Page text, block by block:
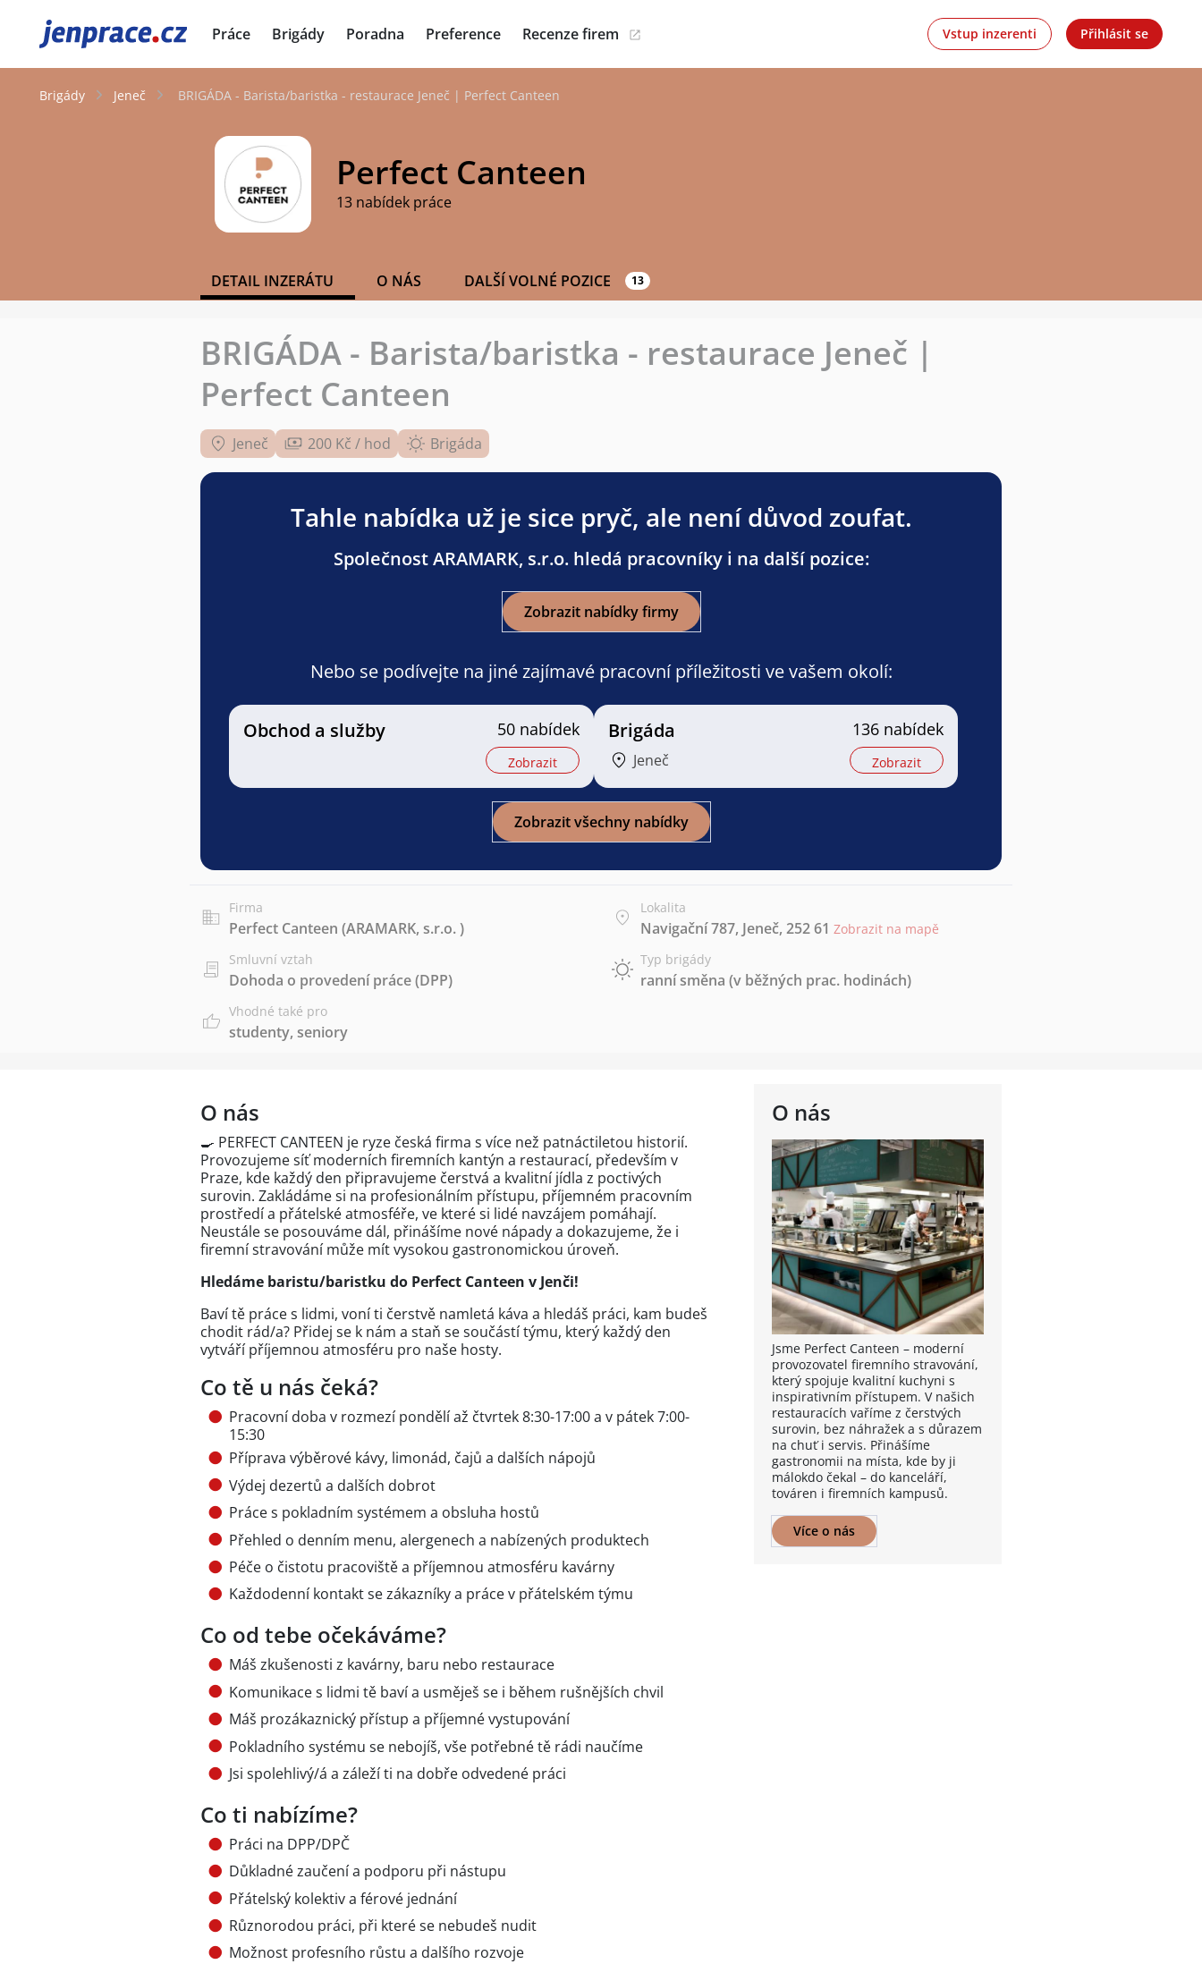
JenPráce.cz Práce Brigády Poradna Preference Recenze firem Vstup inzerenti Přihlásit se
Brigády Jeneč BRIGÁDA - Barista/baristka - restaurace Jeneč | Perfect Canteen
Perfect Canteen
13 nabídek práce
DETAIL INZERÁTU O NÁS DALŠÍ VOLNÉ POZICE 13
BRIGÁDA - Barista/baristka - restaurace Jeneč |
Perfect Canteen
Jeneč 200 Kč / hod Brigáda
Tahle nabídka už je sice pryč, ale není důvod zoufat.
Společnost ARAMARK, s.r.o. hledá pracovníky i na další pozice:
Zobrazit nabídky firmy
Nebo se podívejte na jiné zajímavé pracovní příležitosti ve vašem okolí:
Obchod a služby 50 nabídek
Zobrazit
Brigáda
Jeneč
136 nabídek
Zobrazit
Zobrazit všechny nabídky
Firma
Perfect Canteen (ARAMARK, s.r.o. )
Lokalita
Navigační 787, Jeneč, 252 61 Zobrazit na mapě
Smluvní vztah
Dohoda o provedení práce (DPP)
Typ brigády
ranní směna (v běžných prac. hodinách)
Vhodné také pro
studenty, seniory
O nás
Jsme Perfect Canteen – moderní
provozovatel firemního stravování,
který spojuje kvalitní kuchyni s
inspirativním přístupem. V našich
restauracích vaříme z čerstvých
surovin, bez náhražek a s důrazem
na chuť i servis. Přinášíme
gastronomii na místa, kde by ji
málokdo čekal – do kanceláří,
továren i firemních kampusů.
Více o nás
O nás
🍳 PERFECT CANTEEN je ryze česká firma s více než patnáctiletou historií.
Provozujeme síť moderních firemních kantýn a restaurací, především v
Praze, kde každý den připravujeme čerstvá a kvalitní jídla z poctivých
surovin. Zakládáme si na profesionálním přístupu, příjemném pracovním
prostředí a přátelské atmosféře, ve které si lidé navzájem pomáhají.
Neustále se posouváme dál, přinášíme nové nápady a dokazujeme, že i
firemní stravování může mít vysokou gastronomickou úroveň.
Hledáme baristu/baristku do Perfect Canteen v Jenči!
Baví tě práce s lidmi, voní ti čerstvě namletá káva a hledáš práci, kam budeš
chodit rád/a? Přidej se k nám a staň se součástí týmu, který každý den
vytváří příjemnou atmosféru pro naše hosty.
Co tě u nás čeká?
Pracovní doba v rozmezí pondělí až čtvrtek 8:30-17:00 a v pátek 7:00-
15:30
Příprava výběrové kávy, limonád, čajů a dalších nápojů
Výdej dezertů a dalších dobrot
Práce s pokladním systémem a obsluha hostů
Přehled o denním menu, alergenech a nabízených produktech
Péče o čistotu pracoviště a příjemnou atmosféru kavárny
Každodenní kontakt se zákazníky a práce v přátelském týmu
Co od tebe očekáváme?
Máš zkušenosti z kavárny, baru nebo restaurace
Komunikace s lidmi tě baví a usměješ se i během rušnějších chvil
Máš prozákaznický přístup a příjemné vystupování
Pokladního systému se nebojíš, vše potřebné tě rádi naučíme
Jsi spolehlivý/á a záleží ti na dobře odvedené práci
Co ti nabízíme?
Práci na DPP/DPČ
Důkladné zaučení a podporu při nástupu
Přátelský kolektiv a férové jednání
Různorodou práci, při které se nebudeš nudit
Možnost profesního růstu a dalšího rozvoje